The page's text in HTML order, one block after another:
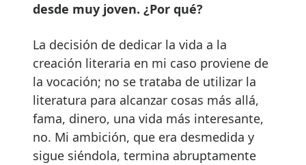
desde muy joven. ¿Por qué?
La decisión de dedicar la vida a la
creación literaria en mi caso proviene de
la vocación; no se trataba de utilizar la
literatura para alcanzar cosas más allá,
fama, dinero, una vida más interesante,
no. Mi ambición, que era desmedida y
sigue siéndola, termina abruptamente